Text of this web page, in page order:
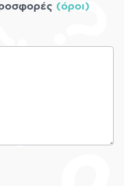
(όροι)